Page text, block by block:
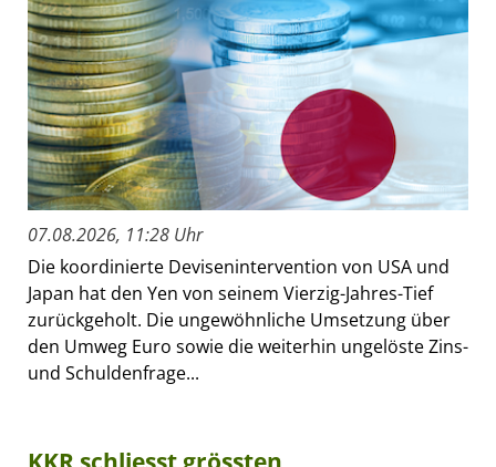
07.08.2026, 11:28 Uhr
Die koordinierte Devisenintervention von USA und
Japan hat den Yen von seinem Vierzig-Jahres-Tief
zurückgeholt. Die ungewöhnliche Umsetzung über
den Umweg Euro sowie die weiterhin ungelöste Zins-
und Schuldenfrage...